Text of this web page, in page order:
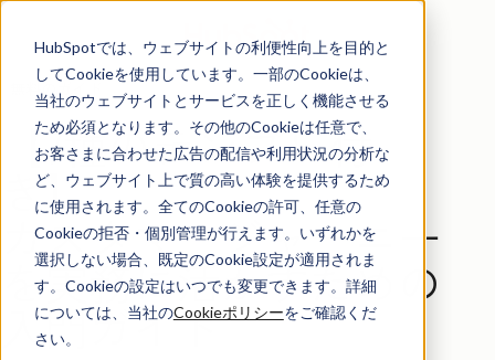
HubSpotでは、ウェブサイトの利便性向上を目的と
してCookieを使用しています。一部のCookieは、
当社のウェブサイトとサービスを正しく機能させる
ため必須となります。その他のCookieは任意で、
お客さまに合わせた広告の配信や利用状況の分析な
ど、ウェブサイト上で質の高い体験を提供するため
に使用されます。全てのCookieの許可、任意の
Cookieの拒否・個別管理が行えます。いずれかを
選択しない場合、既定のCookie設定が適用されま
す。Cookieの設定はいつでも変更できます。詳細
については、当社のCookieポリシーをご確認くだ
さい。
無料のガイド
【7種のテンプレ付
き】
カスタマージャーニー
を実務に活かすための
入門ガイド